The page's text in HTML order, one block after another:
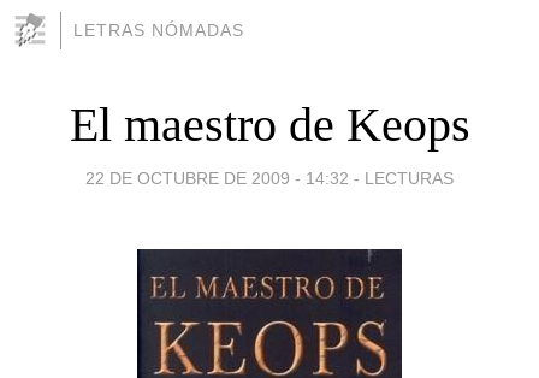
LETRAS NÓMADAS
El maestro de Keops
22 DE OCTUBRE DE 2009 - 14:32 - LECTURAS